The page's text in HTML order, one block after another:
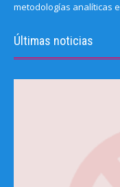
metodologías analíticas
Últimas noticias